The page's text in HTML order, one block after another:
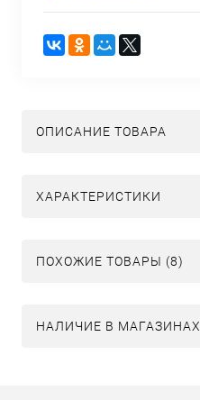
ОПИСАНИЕ ТОВАРА
ХАРАКТЕРИСТИКИ
ПОХОЖИЕ ТОВАРЫ (8)
НАЛИЧИЕ В МАГАЗИНАХ